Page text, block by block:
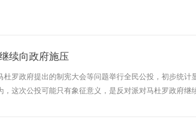
续向政府施压
罗政府提出的制宪大会等问题举行全民公投，初步统计
这次公投可能只有象征意义，是反对派对马杜罗政府继